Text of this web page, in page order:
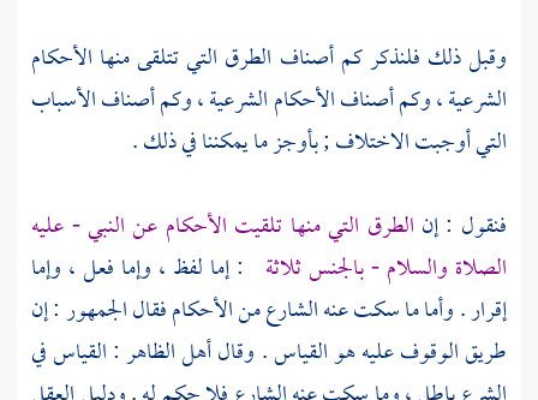
وقبل ذلك فلنذكر كم أصناف الطرق التي تتلقى منها الأحكام
الشرعية ، وكم أصناف الأحكام الشرعية ، وكم أصناف الأسباب
التي أوجبت الاختلاف ; بأوجز ما يمكننا في ذلك .
فنقول : إن الطرق التي منها تلقيت الأحكام عن النبي - عليه
الصلاة والسلام - بالجنس ثلاثة : إما لفظ ، وإما فعل ، وإما
إقرار . وأما ما سكت عنه الشارع من الأحكام فقال الجمهور : إن
طريق الوقوف عليه هو القياس . وقال أهل الظاهر : القياس في